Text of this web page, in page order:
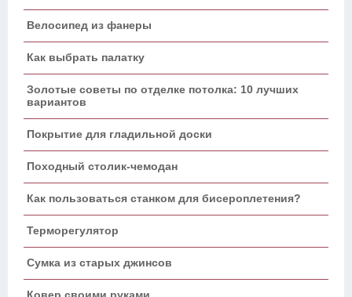
Велосипед из фанеры
Как выбрать палатку
Золотые советы по отделке потолка: 10 лучших
вариантов
Покрытие для гладильной доски
Походный столик-чемодан
Как пользоваться станком для бисероплетения?
Терморегулятор
Сумка из старых джинсов
Ковер своими руками